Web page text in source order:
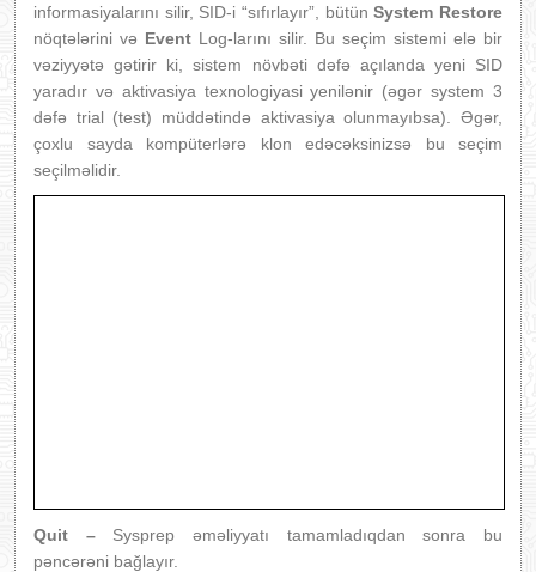
informasiyalarını silir, SID-i “sıfırlayır”, bütünSystem Restore
nöqtələrini və Event Log-larını silir. Bu seçim sistemi elə bir
vəziyyətə gətirir ki, sistem növbəti dəfə açılanda yeni SID
yaradır və aktivasiya texnologiyasi yenilənir (əgər system 3
dəfə trial (test) müddətində aktivasiya olunmayıbsa). Əgər,
çoxlu sayda kompüterlərə klon edəcəksinizsə bu seçim
seçilməlidir.
Quit – Sysprep əməliyyatı tamamladıqdan sonra bu
pəncərəni bağlayır.